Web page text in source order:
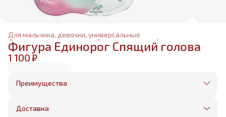
Для мальчика, девочки, универсальные
Фольгированные фигуры
Фольгированные шары
Главная
Фигура Единорог Спящий голова
1 100 ₽
Преимущества
Оплата частями в Сплит
Бесплатная доставка в пределах КАД
Доставка